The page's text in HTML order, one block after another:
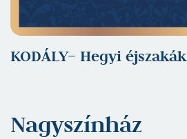
KODÁLY– Hegyi éjszakák
Nagyszínház